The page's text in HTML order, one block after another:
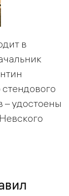
в
удостоены